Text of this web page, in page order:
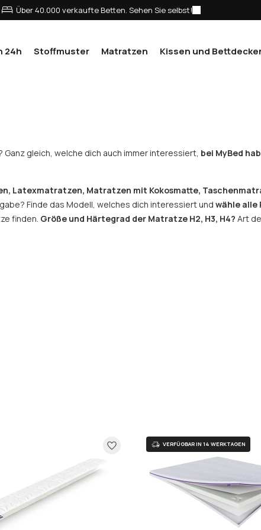
Über 40.000 verkaufte Betten. Sehen Sie selbst!
24h Stoffmuster Matratzen Kissen und
Ganz gleich, welche dich auch immer interessiert, bei MyBed
Latexmatratzen, Matratzen mit Kokosmatte,
Finde das Modell, welches dich interessiert und wähle alle
finden. Größe und Härtegrad der Matratze H2, H3, H4? Art